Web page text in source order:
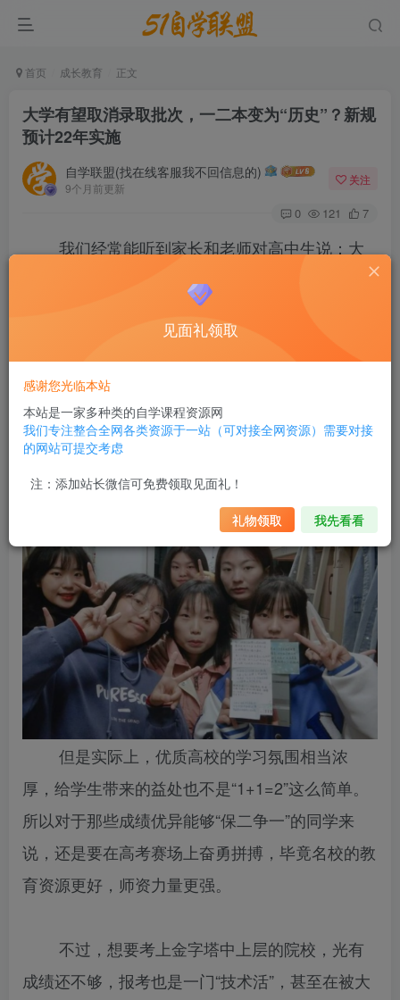
首页 成长教育 正文
大学有望取消录取批次，一二本变为“历史”？新规
预计22年实施
自学联盟(找在线客服我不回信息的)
9个月前更新
关注
0 121 7
我们经常能听到家长和老师对高中生说：大
家辛苦三年，等你们考上大学就好了。虽说过来人
都知道这只是安慰学生的“场面话”，但也曾引发过
一些“美妙的误会”，让大家产生了一种大学生活十
分轻松和自由，甚至没有学习的压力的观念。
大学有望取消录取批次，一二本变为“历史”？新规预计22年
但是实际上，优质高校的学习氛围相当浓
厚，给学生带来的益处也不是“1+1=2”这么简单。
所以对于那些成绩优异能够“保二争一”的同学来
说，还是要在高考赛场上奋勇拼搏，毕竟名校的教
育资源更好，师资力量更强。
不过，想要考上金字塔中上层的院校，光有
成绩还不够，报考也是一门“技术活”，甚至在被大
见面礼领取
感谢您光临本站
本站是一家多种类的自学课程资源网
我们专注整合全网各类资源于一站（可对接全网资源）需要对接
的网站可提交考虑
注：添加站长微信可免费领取见面礼！
礼物领取 我先看看